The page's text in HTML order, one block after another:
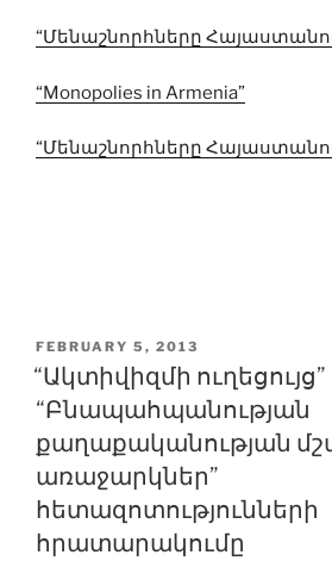
“Մենաշնորհները
“Monopolies in Armenia”
“Մենաշնորհները
POSTED
ON
FEBRUARY 5, 2013
“Ակտիվիզմի
“Բնապահպանության
քաղաքականության
առաջարկներ”
հետազոտությունների
հրատարակումը